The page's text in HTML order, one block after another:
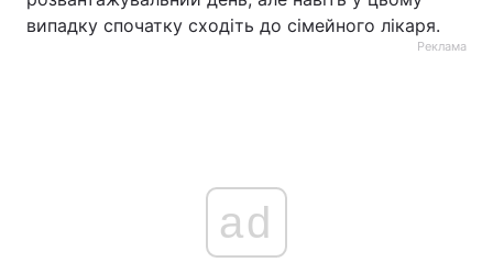
випадку спочатку сходіть до сімейного лікаря.
Реклама
ad